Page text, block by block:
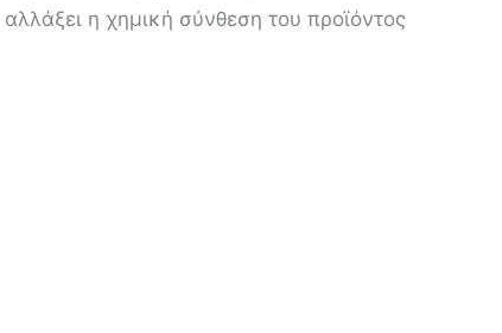
η χημική σύνθεση του προϊόντος